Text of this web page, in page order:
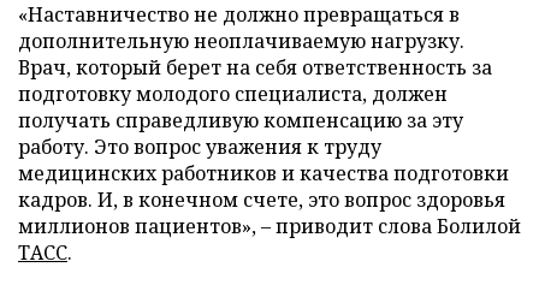
«Наставничество не должно превращаться в
дополнительную неоплачиваемую нагрузку.
Врач, который берет на себя ответственность за
подготовку молодого специалиста, должен
получать справедливую компенсацию за эту
работу. Это вопрос уважения к труду
медицинских работников и качества подготовки
кадров. И, в конечном счете, это вопрос здоровья
миллионов пациентов», – приводит слова Болилой
ТАСС.